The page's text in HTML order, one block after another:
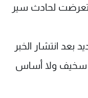
تعرضت لحادث سير
انتشار الخبر
سخيف ولا أساس